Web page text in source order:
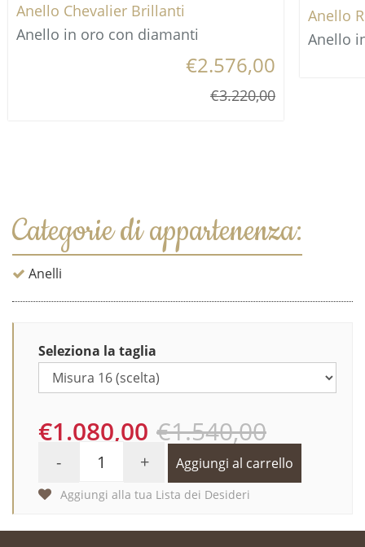
Anello Chevalier Brillanti
Anello in oro con diamanti
€2.576,00
€3.220,00
Anello
Anello
Categorie di appartenenza:
Anelli
Seleziona la taglia
€1.080,00 €1.540,00
- + Aggiungi al carrello
Aggiungi alla tua Lista dei Desideri